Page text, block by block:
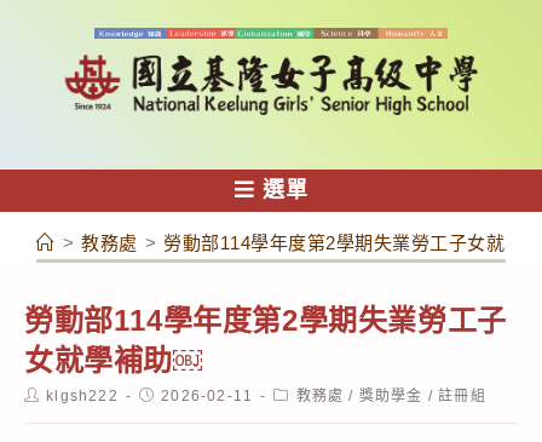
容
選單
> 教務處 > 勞動部114學年度第2學期失業勞工子女就學
勞動部114學年度第2學期失業勞工子
女就學補助￼
Postklgsh222
Post2026-02-11
Post教務處 / 獎助學金 / 註冊組